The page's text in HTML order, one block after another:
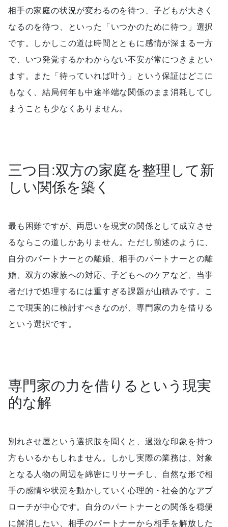
相手の家庭の状況が変わるのを待つ、子どもが大きく
なるのを待つ、といった「いつかのために待つ」選択
です。しかしこの道は時間とともに感情が深まる一方
で、いつ発覚するかわからない不安が常につきまとい
ます。また「待っていれば叶う」という保証はどこに
もなく、結局何年も中途半端な関係のまま消耗してし
まうことも少なくありません。
三つ目:双方の家庭を整理して新
しい関係を築く
最も困難ですが、両思いを現実の関係として成立させ
るならこの道しかありません。ただし前述のように、
自分のパートナーとの離婚、相手のパートナーとの離
婚、双方の家族への対応、子どもへのケアなど、当事
者だけで処理するには重すぎる課題が山積みです。こ
こで現実的に検討すべきなのが、専門家の力を借りる
という選択です。
専門家の力を借りるという現実
的な解
別れさせ屋という選択肢を聞くと、過激な印象を持つ
方もいるかもしれません。しかし実際の業務は、対象
となる人物の周辺を綿密にリサーチし、自然な形で相
手の感情や状況を動かしていく心理的・社会的なアプ
ローチが中心です。自分のパートナーとの関係を穏便
に解消したい、相手のパートナーから相手を解放した